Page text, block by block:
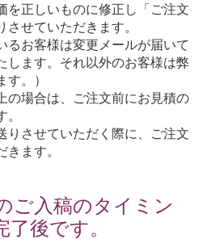
を正しいものに修正し「ご注文
せていただきます。
るお客様は変更メールが届いて
します。それ以外のお客様は弊
。）
の場合は、ご注文前にお見積の
させていただく際に、ご注文
ます。
ご入稿のタイミン
後です。